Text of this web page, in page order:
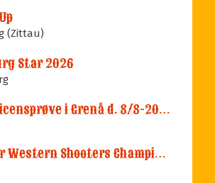
(Zittau)
Star 2026
Westernlicensprøve i Grenå d. 8/8-2026
Ybbs River Western Shooters Championship 2026 + LM